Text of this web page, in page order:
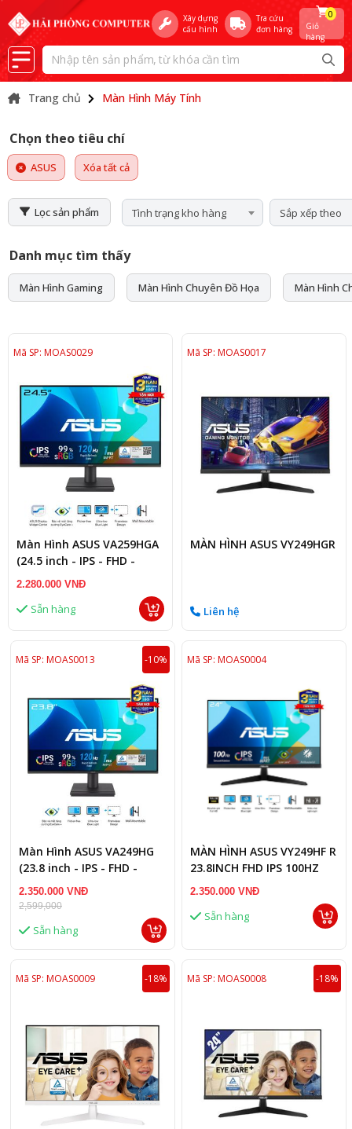
Xây dựng
cấu hình
Tra cứu
đơn hàng
Giỏ
hàng
0
Trang chủ Màn Hình Máy Tính
Chọn theo tiêu chí
ASUS Xóa tất cả
Lọc sản phẩm Tình trạng kho hàng Sắp xếp theo
Danh mục tìm thấy
Màn Hình Gaming Màn Hình Chuyên Đồ Họa Màn Hình
Mã SP: MOAS0029
Màn Hình ASUS VA259HGA
(24.5 inch - IPS - FHD -
120Hz - 1ms - Speaker )
2.280.000 VNĐ
Sẵn hàng
Mã SP: MOAS0017
MÀN HÌNH ASUS VY249HGR
Liên hệ
Mã SP: MOAS0013 -10%
Màn Hình ASUS VA249HG
(23.8 inch - IPS - FHD -
120Hz - 1ms)
2.350.000 VNĐ
2,599,000
Sẵn hàng
Mã SP: MOAS0004
MÀN HÌNH ASUS VY249HF R
23.8INCH FHD IPS 100HZ
1MS
2.350.000 VNĐ
Sẵn hàng
Mã SP: MOAS0009 -18% Mã SP: MOAS0008 -18%